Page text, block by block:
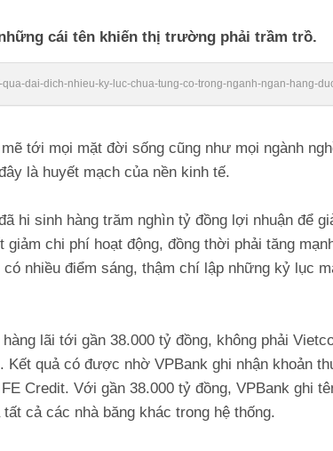
cái tên khiến thị trường phải trầm trồ.
qua-dai-dich-nhieu-ky-luc-chua-tung-co-trong-nganh-ngan-hang-
tới mọi mặt đời sống cũng như mọi ngành
là huyết mạch của nền kinh tế.
hi sinh hàng trăm nghìn tỷ đồng lợi nhuận để
chi phí hoạt động, đồng thời phải tăng
nhiều điểm sáng, thậm chí lập những kỷ lục
lãi tới gần 38.000 tỷ đồng, không phải
quả có được nhờ VPBank ghi nhận khoản
Credit. Với gần 38.000 tỷ đồng, VPBank ghi
cả các nhà băng khác trong hệ thống.